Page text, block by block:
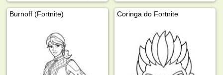
Burnoff (Fortnite) Coringa do Fortnite